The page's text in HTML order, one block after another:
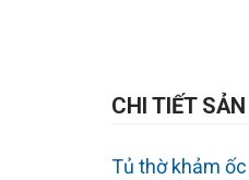
CHI TIẾT
Tủ thờ khảm ốc